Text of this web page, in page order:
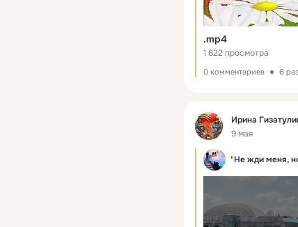
.mp4
1 822 просмотра
0 комментариев 6
Фид Ирина
9 мая
"Не жди меня,